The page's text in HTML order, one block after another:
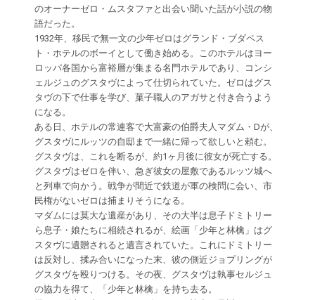
のオーナーゼロ・ムスタファと出会い聞いた話が小説の物
語だった。
1932年、移民で無一文の少年ゼロはグランド・ブダペス
ト・ホテルのボーイとして働き始める。このホテルはヨー
ロッパ各国から富裕層が集まる名門ホテルであり、コンシ
ェルジュのグスタヴによって仕切られていた。ゼロはグス
タヴの下で仕事を学び、菓子職人のアガサと付き合うよう
になる。
ある日、ホテルの常連客で大富豪の伯爵夫人マダム・Dが、
グスタヴにルッツの自邸まで一緒に帰って欲しいと頼む。
グスタヴは、これを断るが、約1ヶ月後に彼女が死亡する。
グスタヴはゼロを伴い、急ぎ彼女の屋敷であるルッツ城へ
と列車で向かう。戦争が間近で鉄道が軍の検問に会い、市
民権がないゼロは捕まりそうになる。
マダムには莫大な遺産があり、その大半は息子ドミトリー
ら息子・娘たちに相続されるが、絵画「少年と林檎」はグ
スタヴに遺贈されると遺言されていた。これにドミトリー
は反対し、揉み合いになった末、彼の側近ジョプリングが
グスタヴを殴りつける。その夜、グスタヴは執事セルジュ
の協力を得て、「少年と林檎」を持ち去る。